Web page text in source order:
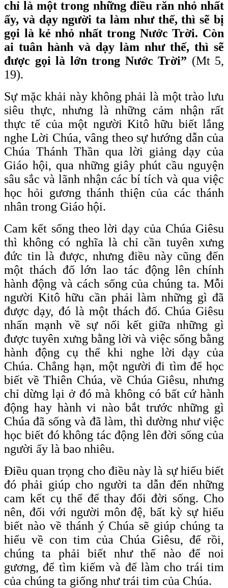
chỉ là một trong những điều răn nhỏ nhất
ấy, và dạy người ta làm như thế, thì sẽ bị
gọi là kẻ nhỏ nhất trong Nước Trời. Còn
ai tuân hành và dạy làm như thế, thì sẽ
được gọi là lớn trong Nước Trời” (Mt 5,
19).
Sự mặc khải này không phải là một trào lưu
siêu thực, nhưng là những cảm nhận rất
thực tế của một người Kitô hữu biết lắng
nghe Lời Chúa, vâng theo sự hướng dẫn của
Chúa Thánh Thần qua lời giảng dạy của
Giáo hội, qua những giây phút cầu nguyện
sâu sắc và lãnh nhận các bí tích và qua việc
học hỏi gương thánh thiện của các thánh
nhân trong Giáo hội.
Cam kết sống theo lời dạy của Chúa Giêsu
thì không có nghĩa là chỉ cần tuyên xưng
đức tin là được, nhưng điều này cũng đến
một thách đố lớn lao tác động lên chính
hành động và cách sống của chúng ta. Mỗi
người Kitô hữu cần phải làm những gì đã
được dạy, đó là một thách đố. Chúa Giêsu
nhấn mạnh về sự nối kết giữa những gì
được tuyên xưng bằng lời và việc sống bằng
hành động cụ thể khi nghe lời dạy của
Chúa. Chẳng hạn, một người đi tìm để học
biết về Thiên Chúa, về Chúa Giêsu, nhưng
chỉ dừng lại ở đó mà không có bất cứ hành
động hay hành vi nào bắt trước những gì
Chúa đã sống và đã làm, thì dường như việc
học biết đó không tác động lên đời sống của
người ấy là bao nhiêu.
Điều quan trọng cho điều này là sự hiểu biết
đó phải giúp cho người ta dẫn đến những
cam kết cụ thể để thay đổi đời sống. Cho
nên, đối với người môn đệ, bất kỳ sự hiểu
biết nào về thánh ý Chúa sẽ giúp chúng ta
hiểu về con tim của Chúa Giêsu, để rồi,
chúng ta phải biết như thế nào để noi
gương, để tìm kiếm và để làm cho trái tim
của chúng ta giống như trái tim của Chúa.